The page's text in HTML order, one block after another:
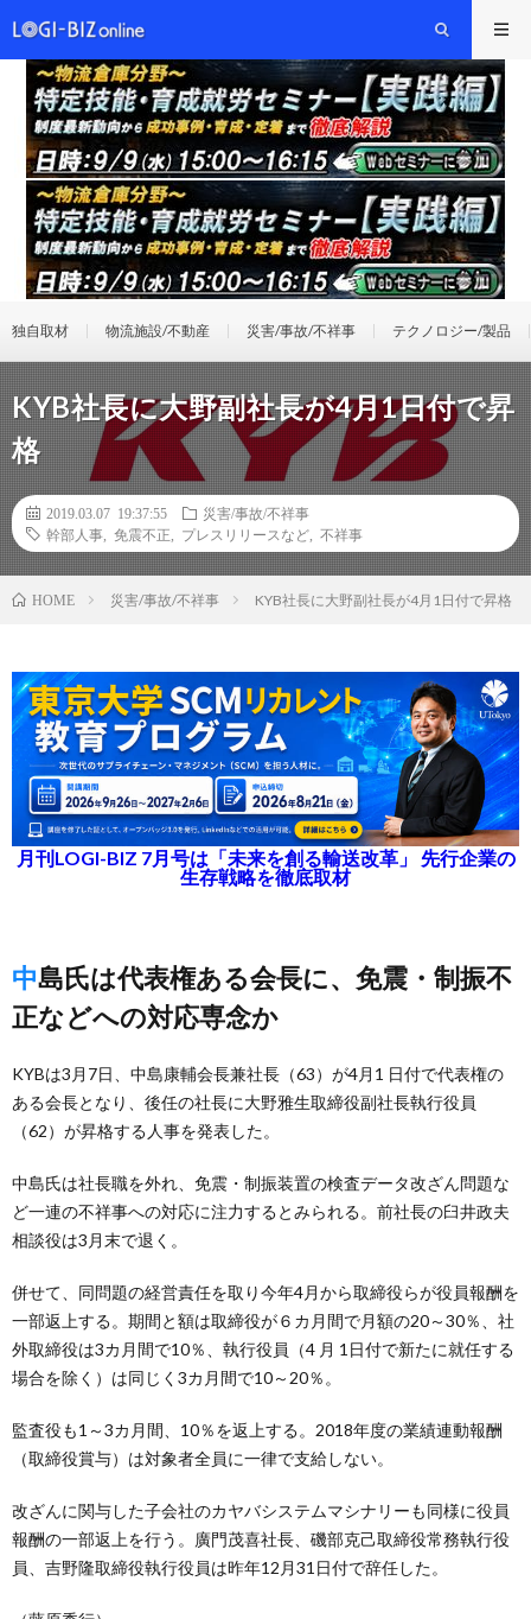
独自取材 物流施設/不動産 災害/事故/不祥事 テクノロジー/製品
KYB社長に大野副社長が4月1日付で昇
格
2019.03.07 19:37:55
災害/事故/不祥事
幹部人事
免震不正 プレスリリースなど 不祥事
HOME 災害/事故/不祥事 KYB社長に大野副社長が4月1日付で昇格
月刊LOGI-BIZ 7月号は「未来を創る輸送改革」 先行企業の
生存戦略を徹底取材
中島氏は代表権ある会長に、免震・制振不
正などへの対応専念か
KYBは3月7日、中島康輔会長兼社長（63）が4月1 日付で代表権の
ある会長となり、後任の社長に大野雅生取締役副社長執行役員
（62）が昇格する人事を発表した。
中島氏は社長職を外れ、免震・制振装置の検査データ改ざん問題な
ど一連の不祥事への対応に注力するとみられる。前社長の臼井政夫
相談役は3月末で退く。
併せて、同問題の経営責任を取り今年4月から取締役らが役員報酬を
一部返上する。期間と額は取締役が６カ月間で月額の20～30％、社
外取締役は3カ月間で10％、執行役員（4 月 1日付で新たに就任する
場合を除く）は同じく3カ月間で10～20％。
監査役も1～3カ月間、10％を返上する。2018年度の業績連動報酬
（取締役賞与）は対象者全員に一律で支給しない。
改ざんに関与した子会社のカヤバシステムマシナリーも同様に役員
報酬の一部返上を行う。廣門茂喜社長、磯部克己取締役常務執行役
員、吉野隆取締役執行役員は昨年12月31日付で辞任した。